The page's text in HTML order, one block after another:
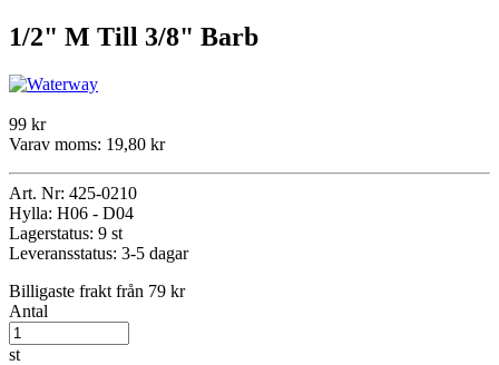
1/2" M Till 3/8" Barb
99 kr
Varav moms: 19,80 kr
Art. Nr: 425-0210
Hylla: H06 - D04
Lagerstatus: 9 st
Leveransstatus: 3-5 dagar
Billigaste frakt från 79 kr
Antal
st